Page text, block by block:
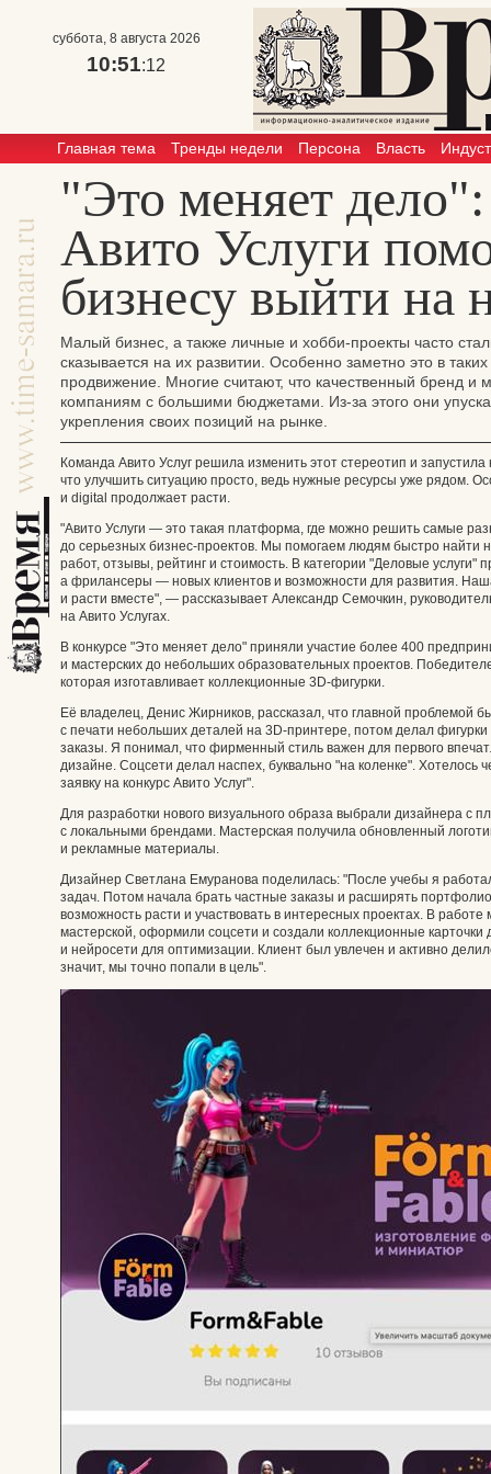
суббота, 8 августа 2026
10:51:12
Главная тема Тренды недели Персона Власть
"Это меняет дело":
Авито Услуги
бизнесу выйти на
Малый бизнес, а также личные и хобби-проекты часто
сказывается на их развитии. Особенно заметно это в
продвижение. Многие считают, что качественный бренд и
компаниям с большими бюджетами. Из-за этого они
укрепления своих позиций на рынке.
Команда Авито Услуг решила изменить этот стереотип и
что улучшить ситуацию просто, ведь нужные ресурсы уже рядом.
и digital продолжает расти.
"Авито Услуги — это такая платформа, где можно решить самые
до серьезных бизнес-проектов. Мы помогаем людям быстро найти
работ, отзывы, рейтинг и стоимость. В категории "Деловые услуги"
а фрилансеры — новых клиентов и возможности для развития.
и расти вместе", — рассказывает Александр Семочкин,
на Авито Услугах.
В конкурсе "Это меняет дело" приняли участие более 400
и мастерских до небольших образовательных проектов.
которая изготавливает коллекционные 3D-фигурки.
Её владелец, Денис Жирников, рассказал, что главной
с печати небольших деталей на 3D-принтере, потом делал
заказы. Я понимал, что фирменный стиль важен для первого
дизайне. Соцсети делал наспех, буквально "на коленке". Хотелось
заявку на конкурс Авито Услуг".
Для разработки нового визуального образа выбрали дизайнера с
с локальными брендами. Мастерская получила обновленный
и рекламные материалы.
Дизайнер Светлана Емуранова поделилась: "После учебы я
задач. Потом начала брать частные заказы и расширять
возможность расти и участвовать в интересных проектах. В
мастерской, оформили соцсети и создали коллекционные
и нейросети для оптимизации. Клиент был увлечен и активно
значит, мы точно попали в цель".